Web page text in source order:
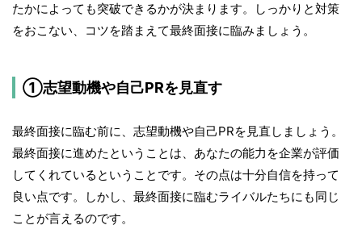
たかによっても突破できるかが決まります。しっかりと対策
をおこない、コツを踏まえて最終面接に臨みましょう。
①志望動機や自己PRを見直す
最終面接に臨む前に、志望動機や自己PRを見直しましょう。
最終面接に進めたということは、あなたの能力を企業が評価
してくれているということです。その点は十分自信を持って
良い点です。しかし、最終面接に臨むライバルたちにも同じ
ことが言えるのです。